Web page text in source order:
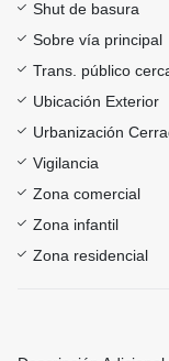
Shut de basura
Sobre vía principal
Trans. público
Ubicación Exterior
Urbanización
Vigilancia
Zona comercial
Zona infantil
Zona residencial